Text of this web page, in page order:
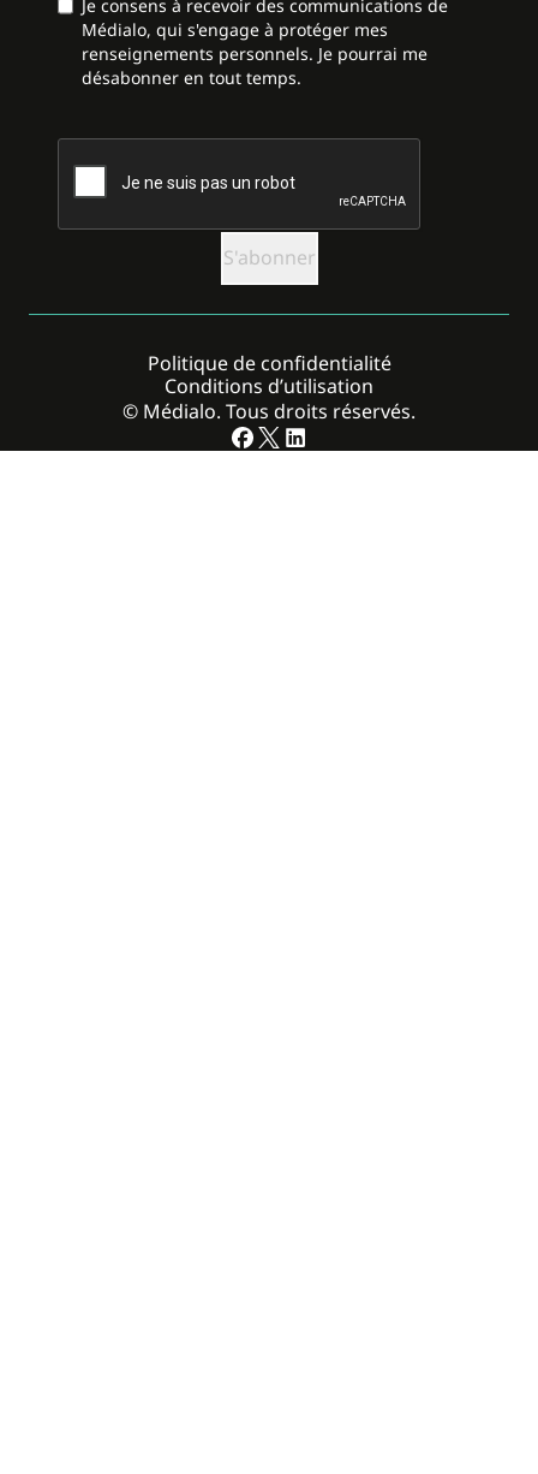
Je consens à recevoir des communications de
Médialo, qui s'engage à protéger mes
renseignements personnels. Je pourrai me
désabonner en tout temps.
CAPTCHA
© Médialo. Tous droits réservés.
Politique de confidentialité
Conditions d’utilisation